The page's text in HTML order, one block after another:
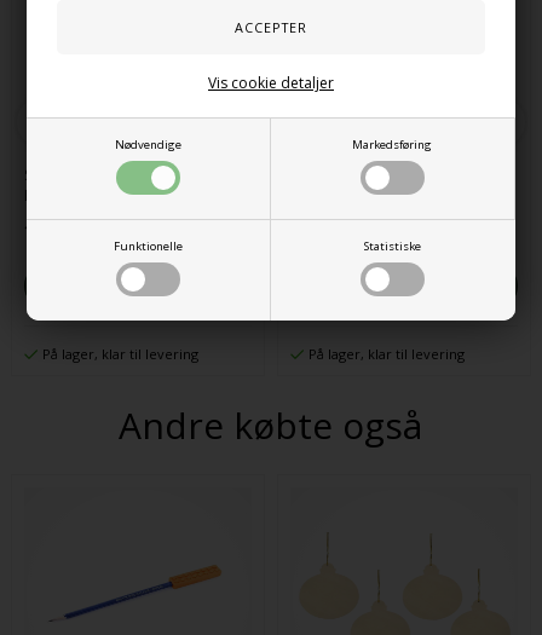
Nødvendige Markedsføring
Funktionelle Statistiske
Vis cookie detaljer
Sansemåtte til SWNX fodgynge
Mini
151,00 DKK
På lager, klar til levering
Manimo anti-stress halvmåne
På lager, klar til levering
Andre købte også